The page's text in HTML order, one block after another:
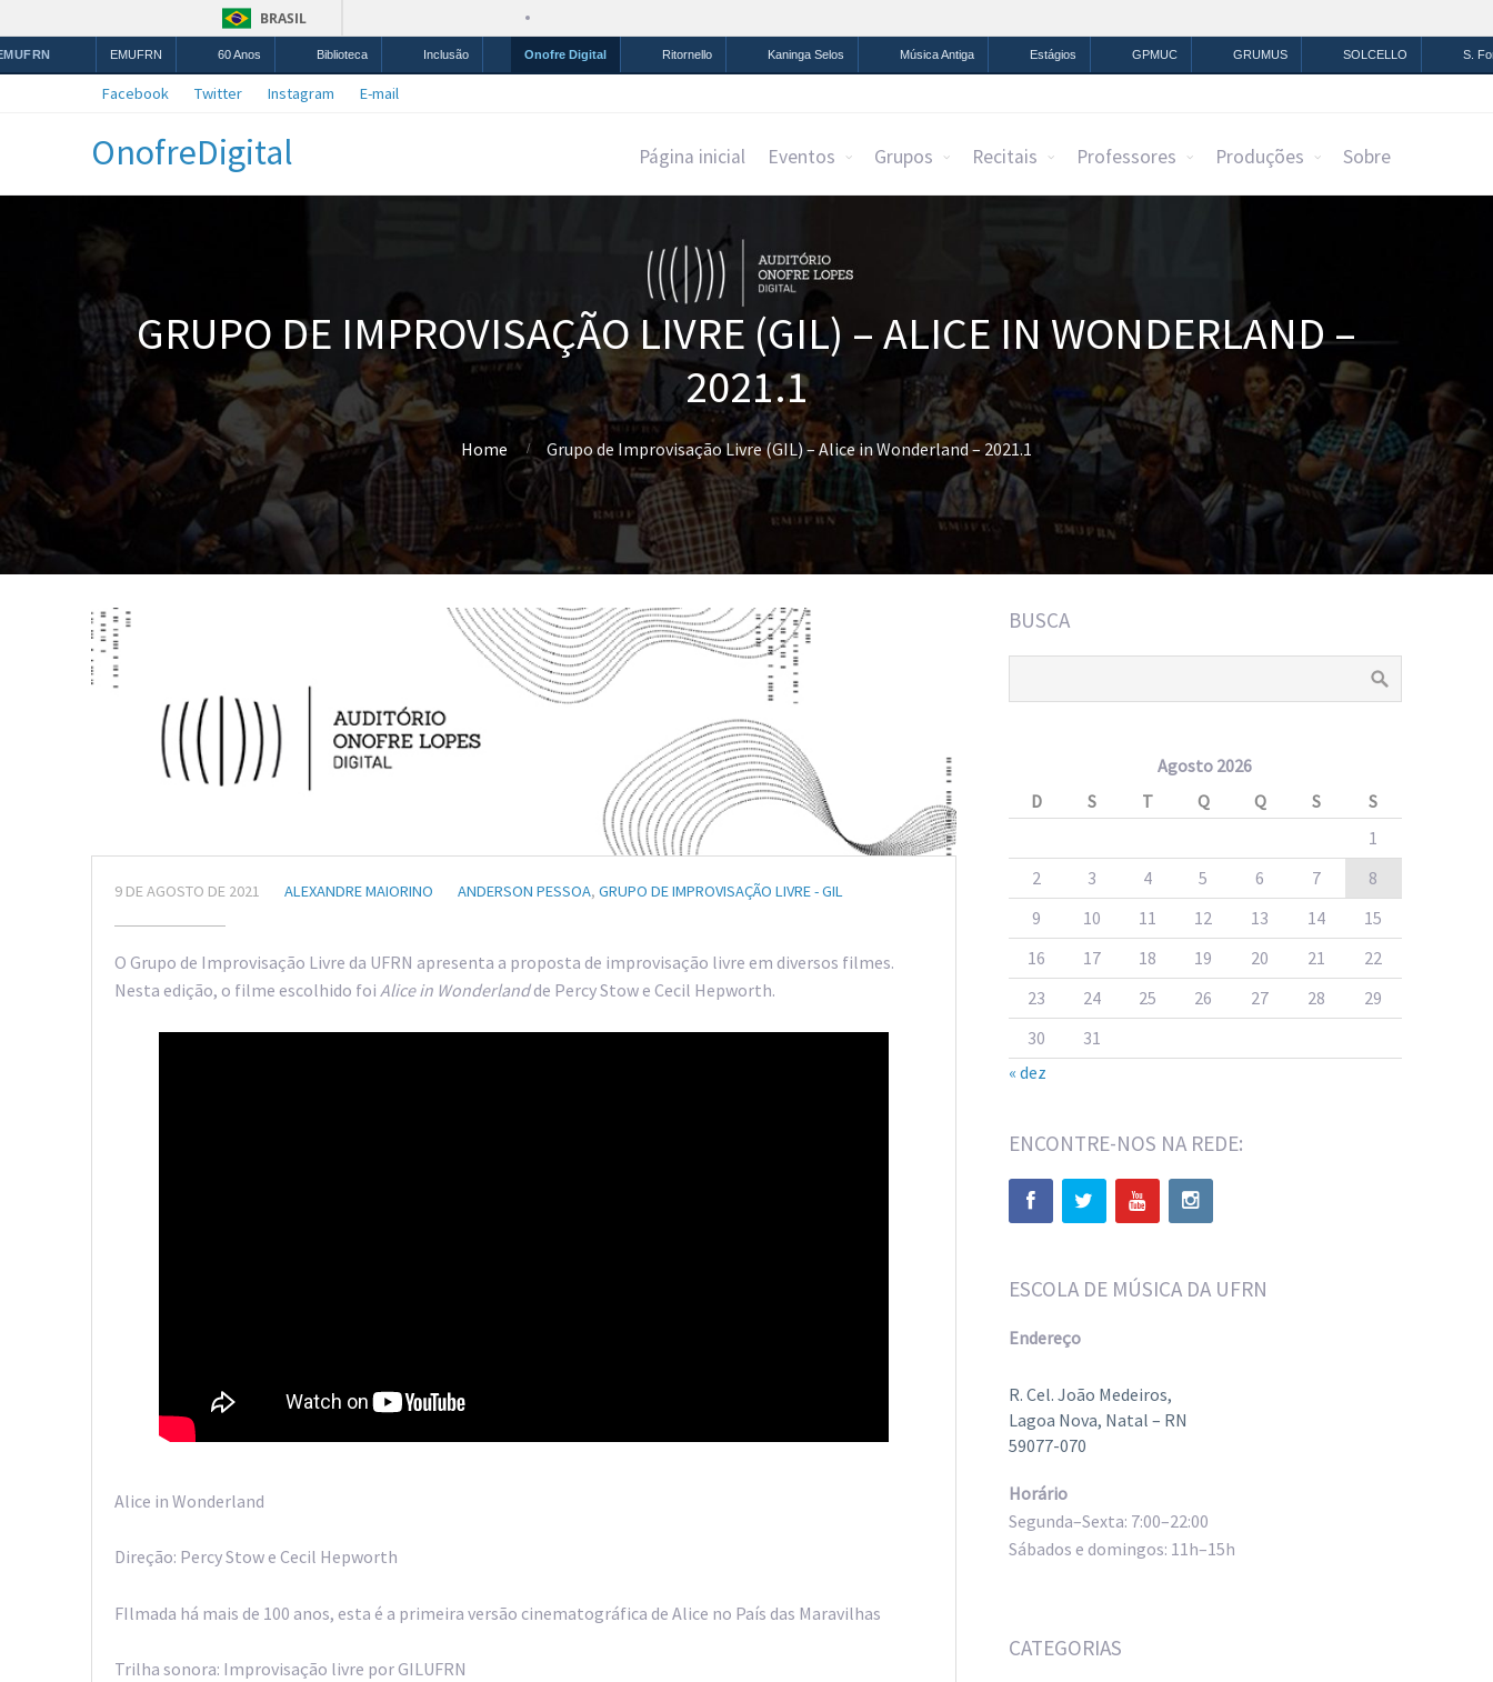
BRASIL
Simplifique!
Comunica BR Participe Acesso à informação Legislação Canais
EMUFRN 60 Anos Biblioteca Inclusão Onofre Digital Ritornello Kaninga Selos Música Antiga Estágios GPMUC GRUMUS SOLCELLO S.
Facebook Twitter Instagram E-mail
OnofreDigital Página inicial Eventos Grupos Recitais Professores Produções Sobre
GRUPO DE IMPROVISAÇÃO LIVRE (GIL) – ALICE IN WONDERLAND –
2021.1
Home Grupo de Improvisação Livre (GIL) – Alice in Wonderland – 2021.1
9 DE AGOSTO DE 2021 ALEXANDRE MAIORINO ANDERSON PESSOA, GRUPO DE IMPROVISAÇÃO LIVRE - GIL
O Grupo de Improvisação Livre da UFRN apresenta a proposta de improvisação livre em diversos filmes.
Nesta edição, o filme escolhido foi Alice in Wonderlandde Percy Stow e Cecil Hepworth.
Alice in Wonderland
Direção: Percy Stow e Cecil Hepworth
FIlmada há mais de 100 anos, esta é a primeira versão cinematográfica de Alice no País das Maravilhas
Trilha sonora: Improvisação livre por GILUFRN
BUSCA
Agosto 2026
D
S T Q Q S
S
1
2
3 4 5 6 7
8
9
10 11 12 13 14
15
16
17 18 19 20 21
22
23
24 25 26 27 28
29
30
31
« dez
ENCONTRE-NOS NA REDE:
ESCOLA DE MÚSICA DA UFRN
Endereço
R. Cel. João Medeiros,
Lagoa Nova, Natal – RN
59077-070
Horário
Segunda–Sexta: 7:00–22:00
Sábados e domingos: 11h–15h
CATEGORIAS